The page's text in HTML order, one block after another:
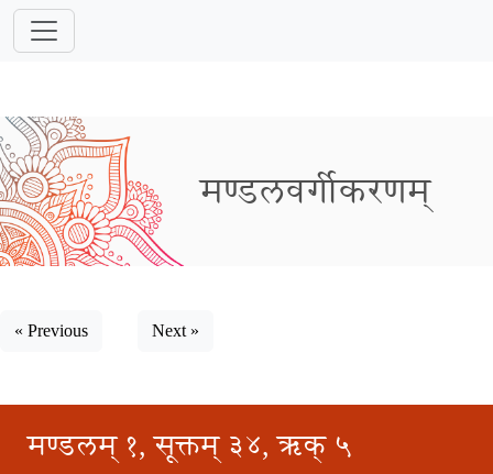
मण्डलवर्गीकरणम्
« Previous Next »
मण्डलम् १, सूक्तम् ३४, ऋक् ५